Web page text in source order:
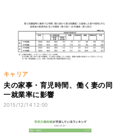
キャリア
夫の家事・育児時間、働く妻の同
一就業率に影響
2015/12/14 12:00